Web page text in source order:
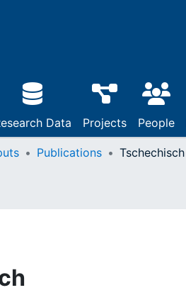
Data Projects People
Publications Tschechisch